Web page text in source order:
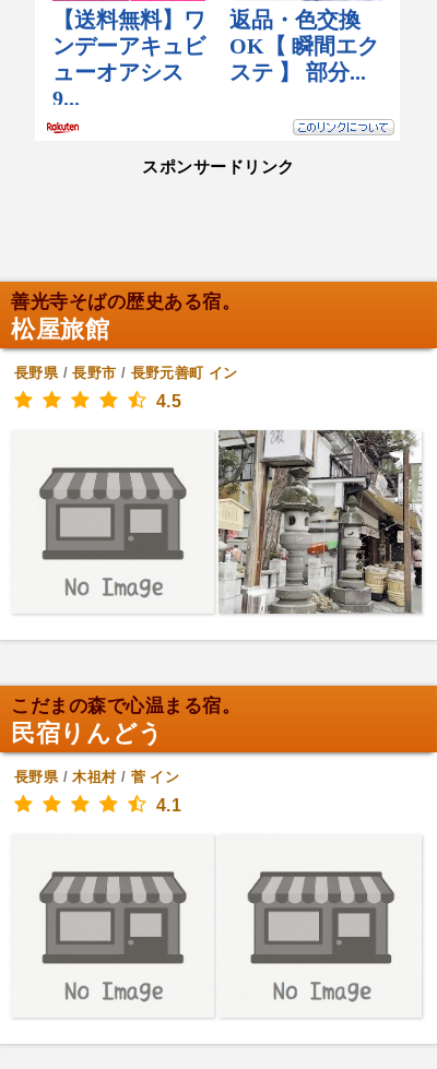
スポンサードリンク
善光寺そばの歴史ある宿。
松屋旅館
長野県/長野市 / 長野元善町 イン
4.5
こだまの森で心温まる宿。
民宿りんどう
長野県/木祖村/ 菅 イン
4.1